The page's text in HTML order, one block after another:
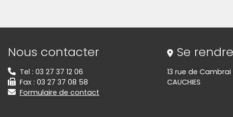
Informations de contact
Nous contacter
Tel : 03 27 37 12 06
Fax : 03 27 37 08 58
Formulaire de contact
Se
13 rue de Cambrai
CAUCHIES